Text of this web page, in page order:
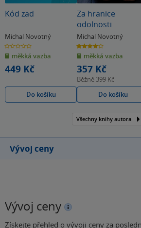
Kód zad
Michal Novotný
0.0
z
5
hvězdiček
měkká vazba
449 Kč
Do košíku
Za hranice
odolnosti
Michal Novotný
4.0
z
5
hvězdiček
měkká vazba
357 Kč
Běžně 399 Kč
Do košíku
Všechny knihy autora
Vývoj ceny
Vývoj ceny
Získejte přehled o vývoji ceny za